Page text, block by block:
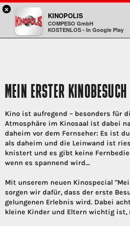
Kinopolis
MEIN ERSTER KINOBESUCH
Kino ist aufregend – besonders für
Atmosphäre im Kinosaal ist dabei
daheim vor dem Fernseher: Es ist
als daheim und die Leinwand ist
knistert und es gibt keine
wenn es spannend wird…
Mit unserem neuen Kinospecial
sorgen wir dafür, dass der erste
gelungenen Erlebnis wird. Dabei
kleine Kinder und Eltern wichtig ist,
×
KINOPOLIS
COMPESO GmbH
KOSTENLOS - In Google Play